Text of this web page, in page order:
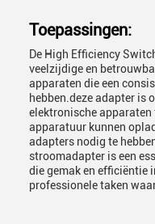
Toepassingen:
De High Efficiency
veelzijdige en
apparaten die een
hebben.deze adapter is
elektronische apparaten
apparatuur kunnen
adapters nodig te
stroomadapter is een
die gemak en efficiëntie
professionele taken